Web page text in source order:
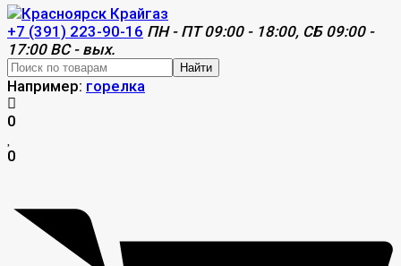
+7 (391) 223-90-16 ПН - ПТ 09:00 - 18:00, СБ 09:00 -
17:00 ВС - вых.
Найти
Например: горелка
0
0